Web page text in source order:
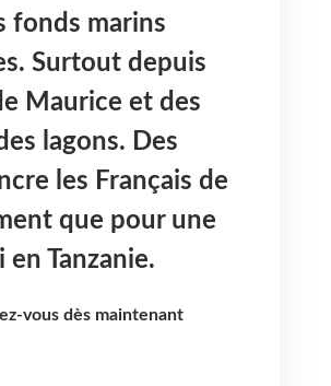
fonds marins
Surtout depuis
Maurice et des
lagons. Des
les Français de
que pour une
Tanzanie.
vous dès maintenant